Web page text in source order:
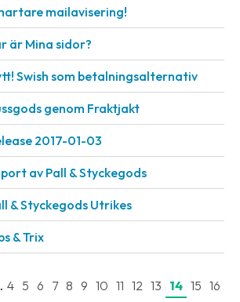
mailavisering!
är Mina sidor?
Swish som betalningsalternativ
genom Fraktjakt
2017-01-03
av Pall & Styckegods
& Styckegods Utrikes
& Trix
4 5 6 7 8 9 10 11 12 13 14 15 16